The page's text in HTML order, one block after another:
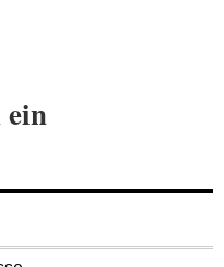
ein